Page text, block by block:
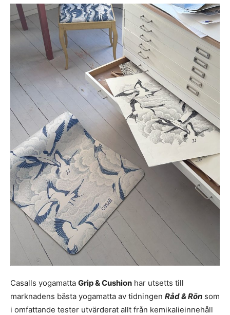
Casalls yogamatta Grip & Cushion har utsetts till
marknadens bästa yogamatta av tidningen Råd & Rön som
i omfattande tester utvärderat allt från kemikalieinnehåll